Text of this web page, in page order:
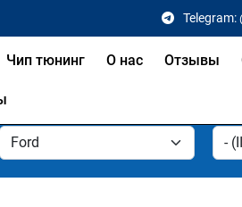
Telegram:
Чип тюнинг О нас Отзывы